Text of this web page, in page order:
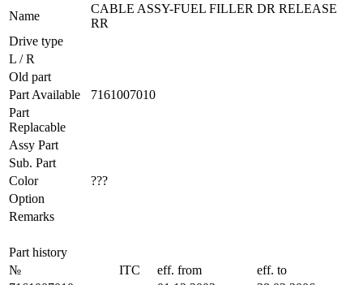
Name
CABLE ASSY-FUEL FILLER DR RELEASE
RR
Drive type
L / R
Old part
Part Available
7161007010
Part
Replacable
Assy Part
Sub. Part
Color
???
Option
Remarks
Part history
№
ITC eff. from
eff. to